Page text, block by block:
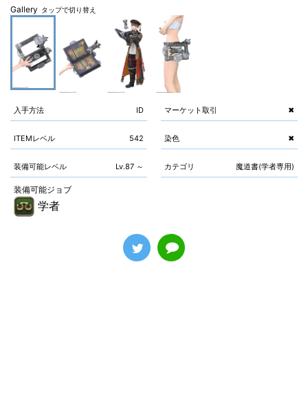
Gallery タップで切り替え
入手方法 ID マーケット取引 ✖
ITEMレベル 542 染色 ✖
装備可能レベル Lv.87 ～ カテゴリ 魔道書(学者専用)
装備可能ジョブ
学者